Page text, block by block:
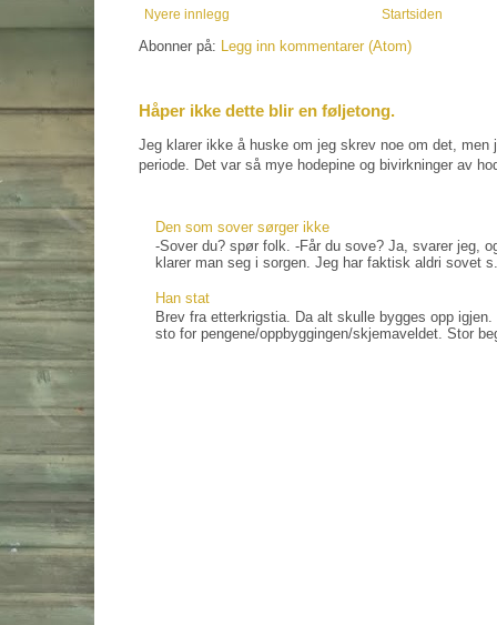
Nyere innlegg Startsiden
Abonner på: Legg inn kommentarer (Atom)
Håper ikke dette blir en føljetong.
Jeg klarer ikke å huske om jeg skrev noe om det, men
periode. Det var så mye hodepine og bivirkninger av
Den som sover sørger ikke
-Sover du? spør folk. -Får du sove? Ja, svarer jeg,
klarer man seg i sorgen. Jeg har faktisk aldri sovet
Han stat
Brev fra etterkrigstia. Da alt skulle bygges opp
sto for pengene/oppbyggingen/skjemaveldet. Stor